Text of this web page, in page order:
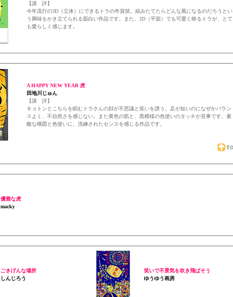
【講 評】
今年流行の3D（立体）にできるトラの年賀状。組みたてたらどんな風になるのだろうとい
う興味をかき立てられる面白い作品です。また、2D（平面）でも可愛く映るトラが、とて
も愛らしく感じます。
A HAPPY NEW YEAR 虎
田地川じゅん
【講 評】
キョトンとこちらを睨むトラさんの顔が不思議と笑いを誘う。足が短いのになぜかバラン
スよく、不自然さを感じない。また黄色の肌と、黒模様の色使いのタッチが見事です。素
敵な構図と色使いに、洗練されたセンスを感じる作品です。
優雅な虎
macky
ごきげんな場所
しんじろう
笑いで不景気を吹き飛ばそう
ゆうゆう画房